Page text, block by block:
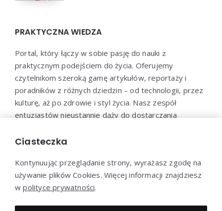
PRAKTYCZNA WIEDZA
Portal, który łączy w sobie pasję do nauki z
praktycznym podejściem do życia. Oferujemy
czytelnikom szeroką gamę artykułów, reportaży i
poradników z różnych dziedzin – od technologii, przez
kulturę, aż po zdrowie i styl życia. Nasz zespół
entuzjastów nieustannie dąży do dostarczania
poszerzyć horyzonty i efektywnie wykorzystać
Ciasteczka
Kontynuując przeglądanie strony, wyrażasz zgodę na
używanie plików Cookies. Więcej informacji znajdziesz
wpolityce prywatności.